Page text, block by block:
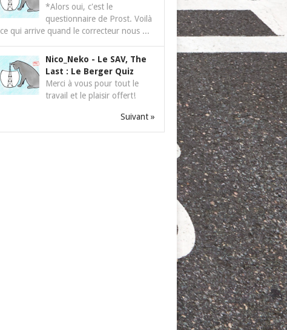
*Alors oui, c'est le
questionnaire de Prost. Voilà
ce qui arrive quand le correcteur nous ...
Nico_Neko - Le SAV, The
Last : Le Berger Quiz
Merci à vous pour tout le
travail et le plaisir offert!
Suivant »